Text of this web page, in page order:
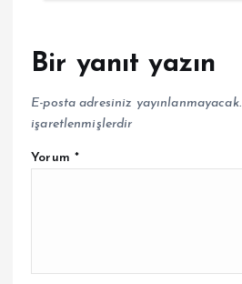
Bir yanıt yazın
E-posta adresiniz yayınlanmayacak.
işaretlenmişlerdir
Yorum *